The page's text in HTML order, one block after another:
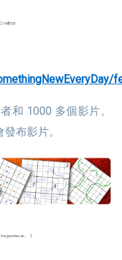
和 1000 多個影片。
布影片。